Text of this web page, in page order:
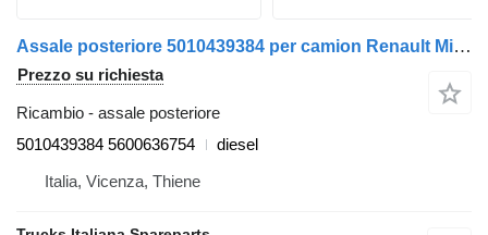
Assale posteriore 5010439384 per camion Renault Midlum
Prezzo su richiesta
Ricambio - assale posteriore
5010439384 5600636754
diesel
Italia, Vicenza, Thiene